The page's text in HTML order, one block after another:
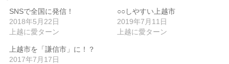
SNSで全国に発信！
2018年5月22日
上越に愛ターン
○○しやすい上越市
2019年7月11日
上越に愛ターン
上越市を「謙信市」に！？
2017年7月17日